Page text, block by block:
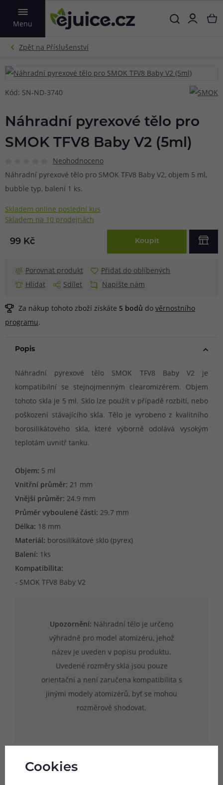
Menu
VYHLEDAT
Kód: SN-ND-3740
Náhradní pyrexové tělo pro
SMOK TFV8 Baby V2 (5ml)
Neohodnoceno
Náhradní pyrexové tělo pro SMOK TFV8 Baby V2, objem 5 ml,
bubble typ, balení 1 ks.
Skladem online poslední kus
Skladem na 10 prodejnách
99 Kč Koupit
Porovnat produkt
Přidat do oblíbených
Hlídat
Sdílet Napište nám
Za nákup tohoto zboží získáte 5 bodů do věrnostního
programu.
Popis
Náhradní pyrexové tělo SMOK TFV8 Baby V2 je
kompatibilní se stejnojmenným clearomizérem. Objem
tohoto skla je 5 ml. Sklo lze použít v případě rozbití, nebo
poškození stávajícího skla. Tělo je vyrobeno z kvalitního
borosilikátového skla, které výborně odolává vysokým
teplotám uvnitř tanku.
Objem: 5 ml
Vnitřní průměr: 21 mm
Vnější průměr: 24.9 mm
Průměr vyboulené části: 29.7 mm
Délka: 18 mm
Materiál: borosilikátové sklo (pyrex)
Balení: 1ks
Kompatibilita:
- SMOK TFV8 Baby V2
Upozornění: Náhradní tělo je určeno
výhradně pro model atomizéru, jehož
název je uveden v popisu produktu.
Uvedené rozměry skla jsou pouze
orientační a není zaručena kompatibilita s
jinými modely atomizérů, byť se mohou
rozměrově shodovat.
Cookies